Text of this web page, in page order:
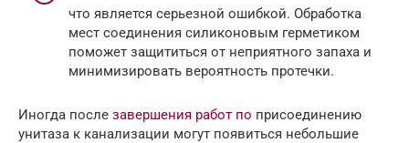
что является серьезной ошибкой. Обработка
мест соединения силиконовым герметиком
поможет защититься от неприятного запаха и
минимизировать вероятность протечки.
Иногда после завершения работ по присоединению
унитаза к канализации могут появиться небольшие